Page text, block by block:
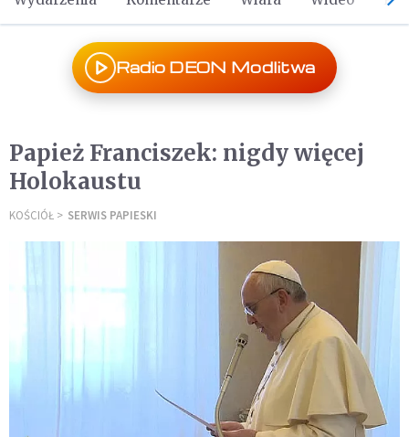
Radio DEON Modlitwa
Papież Franciszek: nigdy więcej
Holokaustu
KOŚCIÓŁ SERWIS PAPIESKI